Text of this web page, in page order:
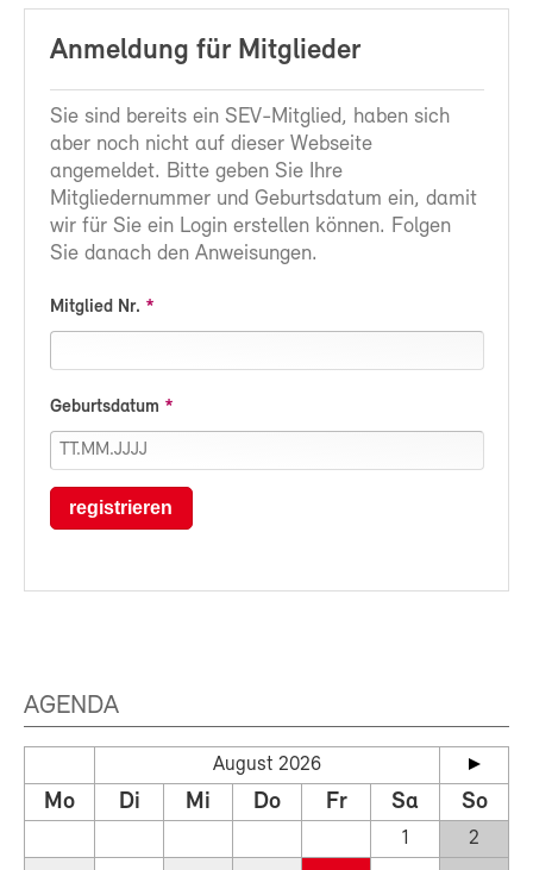
Anmeldung für Mitglieder
Sie sind bereits ein SEV-Mitglied, haben sich
aber noch nicht auf dieser Webseite
angemeldet. Bitte geben Sie Ihre
Mitgliedernummer und Geburtsdatum ein, damit
wir für Sie ein Login erstellen können. Folgen
Sie danach den Anweisungen.
Mitglied Nr.
Geburtsdatum
registrieren
AGENDA
August 2026
Mo Di Mi Do Fr Sa So
1
2